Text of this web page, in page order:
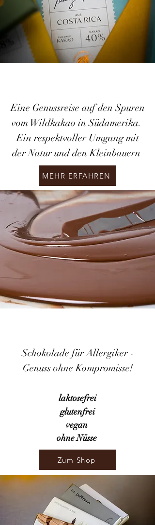
Schokolade für Allergiker -
Genuss ohne Kompromisse!
laktosefrei
glutenfrei
vegan
ohne Nüsse
Zum Shop
Eine Genussreise auf den Spuren
vom Wildkakao in Südamerika.
Ein respektvoller Umgang mit
der Natur und den Kleinbauern
MEHR ERFAHREN